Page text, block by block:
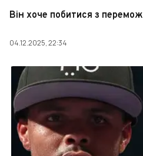
Він хоче побитися з
04.12.2025, 22:34